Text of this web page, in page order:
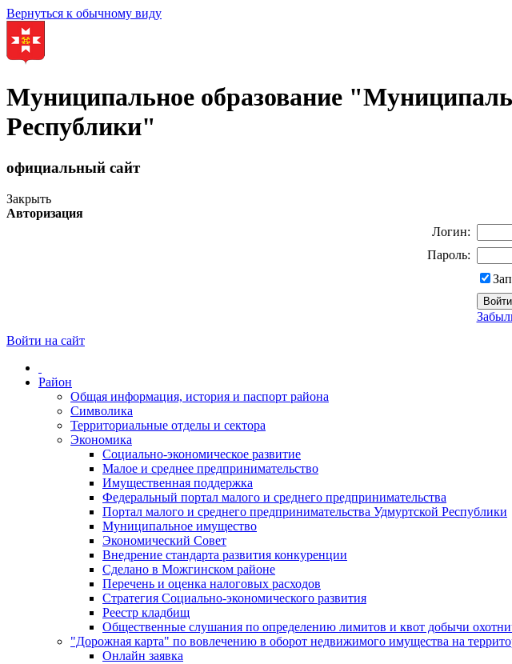
Вернуться к обычному виду
Муниципальное образование
Республики"
официальный сайт
Закрыть
Авторизация
Логин:
Пароль:
Войти на сайт
Район
Общая информация, история и паспорт района
Символика
Территориальные отделы и сектора
Экономика
Социально-экономическое развитие
Малое и среднее предпринимательство
Имущественная поддержка
Федеральный портал малого и среднего предпринимательства
Портал малого и среднего предпринимательства Удмуртской Республики
Муниципальное имущество
Экономический Совет
Внедрение стандарта развития конкуренции
Сделано в Можгинском районе
Перечень и оценка налоговых расходов
Стратегия Социально-экономического развития
Реестр кладбищ
Общественные слушания по определению лимитов и квот добычи
"Дорожная карта" по вовлечению в оборот недвижимого имущества на
Онлайн заявка